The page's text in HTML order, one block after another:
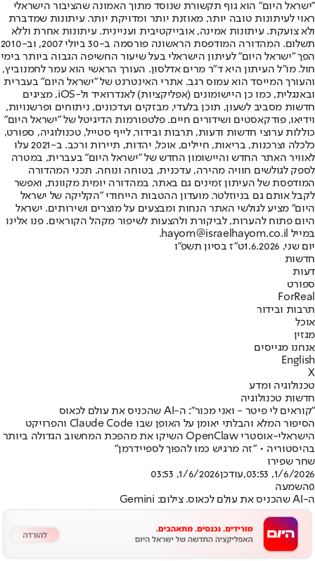
"ישראל היום" הוא גוף תקשורת שנוסד מתוך האמונה שהציבור הישראלי
ראוי לעיתונות טובה יותר, מאוזנת יותר ומדויקת יותר. עיתונות שמדברת
ולא צועקת. עיתונות אמינה, אובייקטיבית ועניינית. עיתונות אחרת וללא
תשלום. המהדורה המודפסת הראשונה פורסמה ב-30 ביולי 2007, וב-2010
הפך "ישראל היום" לעיתון הישראלי בעל שיעור החשיפה הגבוה ביותר בימי
חול. מו"ל העיתון היא ד"ר מרים אדלסון. העורך הראשי הוא עמר לחמנוביץ,
והעורך המייסד הוא עמוס רגב. אתרי האינטרנט של "ישראל היום" בעברית
ובאנגלית, כמו כן היישומונים (אפליקציות) לאנדרואיד ול-iOS, מציגים
חדשות מסביב לשעון, תוכן בלעדי, מבזקים ועדכונים, ניתוחים ופרשנויות,
וידיאו, פודקאסטים ושידורים חיים. פלטפורמות הדיגיטל של "ישראל היום"
כוללות ערוצי חדשות ודעות, תרבות ובידור, לייף סטייל, טכנולוגיה, ספורט,
כלכלה וצרכנות, בריאות, חיילים, אוכל, יהדות, תיירות ורכב. ב-2021 עלו
לאוויר האתר החדש והיישומון החדש של "ישראל היום" בעברית, במטרה
לספק לגולשים חוויה מהירה, עדכנית, בטוחה ונוחה. תכני המהדורה
המודפסת של העיתון זמינים גם באתר, במהדורה יומית מקוונת, ואפשר
לקבל אותם גם בניוזלטר. מועדון ההטבות הייחודי "הקליקה של ישראל
היום" מציע לגולשי האתר הנחות ומבצעים על מוצרים ושירותים. ישראל
היום פתוח להערות, לביקורת ולהצעות לשיפור מקהל הקוראים. פנו אלינו
במייל hayom@israelhayom.co.il.
יום שני, 1.6.2026
ט"ז בסיון תשפ"ו
חדשות
דעות
ספורט
ForReal
תרבות ובידור
אוכל
מגזין
אנחנו מגייסים
English
X
טכנולוגיה ומדע
חדשות טכנולוגיה
"קוראים לי פיטר - ואני מכור": ה-AI שהכניס את עולם לכאוס
הסיפור המלא והבלתי יאומן על האופן שבו Claude Code והפרויקט
הישראלי-אוסטרי OpenClaw השיקו את מהפכת המחשוב הגדולה ביותר
בהיסטוריה • "זה מרגיש כמו להפוך לספיידרמן"
שחר שפירו
1/6/2026, 03:53
,עודכן1/6/2026, 03:53
0השמעה
ה-AI שהכניס את עולם לכאוס. צילום: Gemini